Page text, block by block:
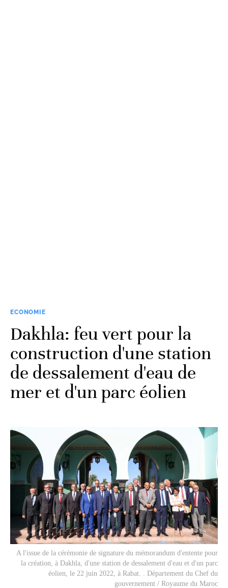
ECONOMIE
Dakhla: feu vert pour la
construction d'une station
de dessalement d'eau de
mer et d'un parc éolien
A l'issue de la cérémonie de signature du mémorandum d'entente pour
la création, à Dakhla, d'une station de dessalement d'eau et d'un parc
éolien, le 22 juin 2022, à Rabat. . Département du Chef du
gouvernement / Royaume du Maroc